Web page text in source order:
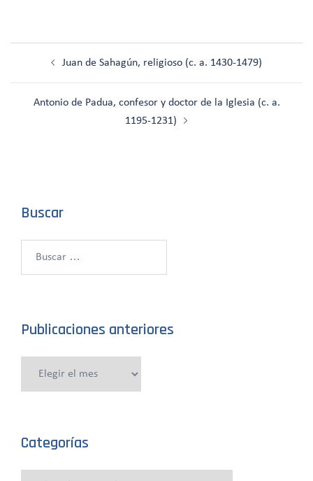
Juan de Sahagún, religioso (c. a. 1430-1479)
Antonio de Padua, confesor y doctor de la Iglesia (c. a.
1195-1231)
Buscar
Publicaciones anteriores
Categorías